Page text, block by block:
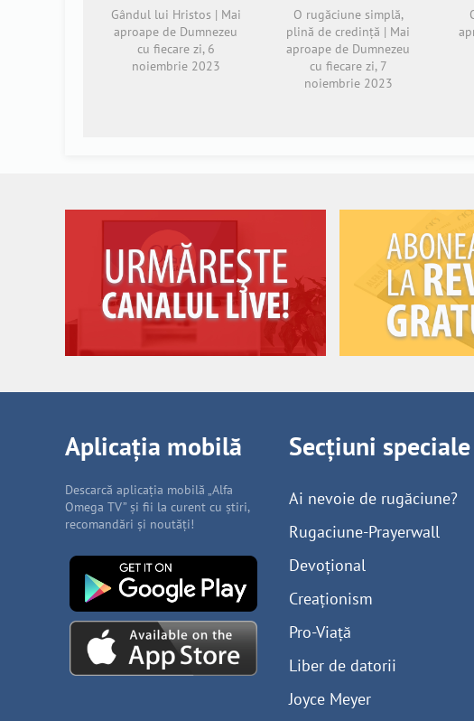
Gândul lui Hristos | Mai
aproape de Dumnezeu
cu fiecare zi, 6
noiembrie 2023
O rugăciune simplă,
plină de credință | Mai
aproape de Dumnezeu
cu fiecare zi, 7
noiembrie 2023
Aplicația mobilă
Descarcă aplicația mobilă „Alfa
Omega TV” și fii la curent cu știri,
recomandări și noutăți!
Secțiuni speciale
Ai nevoie de rugăciune?
Rugaciune-Prayerwall
Devoțional
Creaționism
Pro-Viață
Liber de datorii
Joyce Meyer